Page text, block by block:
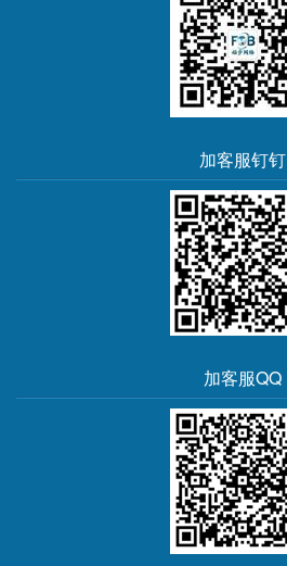
加客服钉钉
加客服QQ